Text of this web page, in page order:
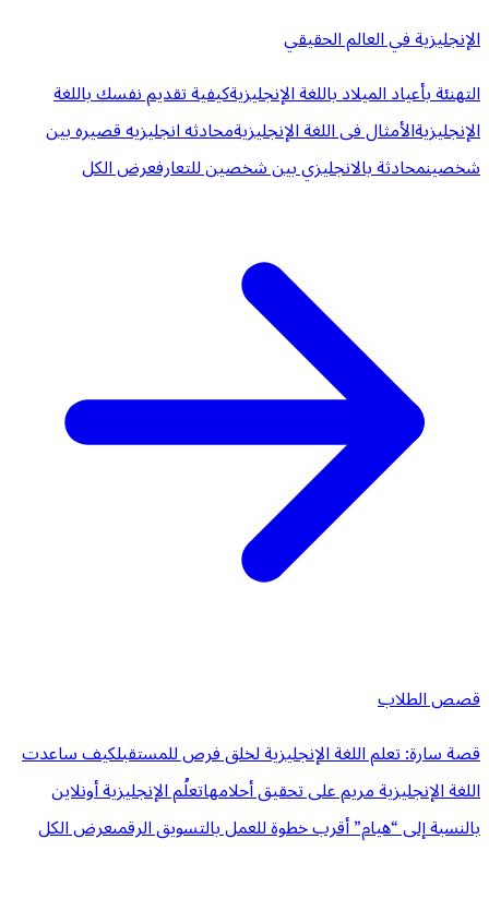
الإنجليزية في العالم الحقيقي
التهنئة بأعياد الميلاد باللغة الإنجليزيةكيفية تقديم نفسك باللغة
الإنجليزيةالأمثال فى اللغة الإنجليزيةمحادثه انجليزيه قصيره بين
شخصينمحادثة بالانجليزي بين شخصين للتعارفعرض الكل
قصص الطلاب
قصة سارة: تعلم اللغة الإنجليزية لخلق فرص للمستقبلكيف ساعدت
اللغة الإنجليزية مريم على تحقيق أحلامهاتعلُم الإنجليزية أونلاين
بالنسبة إلى “هيام” أقرب خطوة للعمل بالتسويق الرقمىعرض الكل